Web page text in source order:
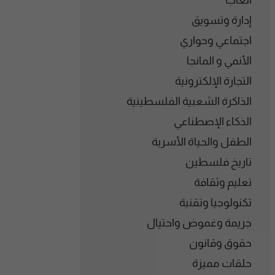
إدارة وتسويق
اجتماعي وحواري
الأنمي و المانجا
التجارة الإلكترونية
الذاكرة الشعبية الفلسطينية
الذكاء الإصطناعي
الطفل والحياة الأسرية
تاريخ فلسطين
تعليم وثقافة
تكنولوجيا وتقنية
جريمة وغموض واحتيال
حقوق وقانون
حلقات مميزة